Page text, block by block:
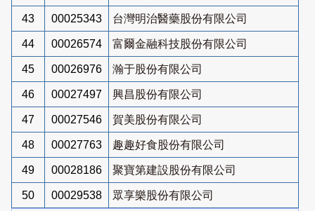
43 00025343 台灣明治醫藥股份有限公司
44 00026574 富爾金融科技股份有限公司
45 00026976 瀚于股份有限公司
46 00027497 興昌股份有限公司
47 00027546 賀美股份有限公司
48 00027763 趣趣好食股份有限公司
49 00028186 聚寶第建設股份有限公司
50 00029538
眾享樂股份有限公司